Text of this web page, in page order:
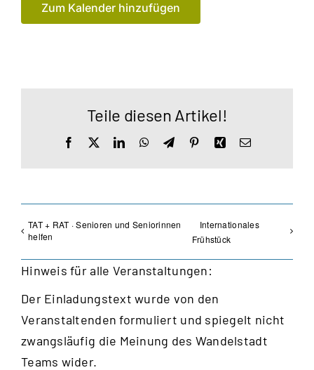
Zum Kalender hinzufügen
Teile diesen Artikel!
Facebook LinkedInWhatsApp
TelegramPinterestXingE-
TAT + RAT · Senioren und Seniorinnen
helfen
Internationales
Frühstück
Hinweis für alle Veranstaltungen:
Der Einladungstext wurde von den
Veranstaltenden formuliert und spiegelt nicht
zwangsläufig die Meinung des Wandelstadt
Teams wider.